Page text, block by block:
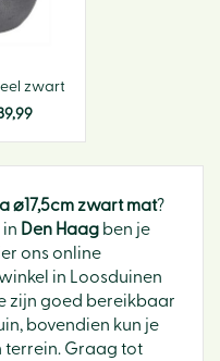
zwart
,99
⌀17,5cm zwart mat?
in Den Haag ben je
ons online
in Loosduinen
zijn goed bereikbaar
bovendien kun je
terrein. Graag tot